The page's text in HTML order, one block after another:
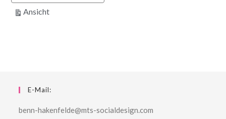
Ansichtausdrucken
E-Mail:
benn-hakenfelde@mts-socialdesign.com